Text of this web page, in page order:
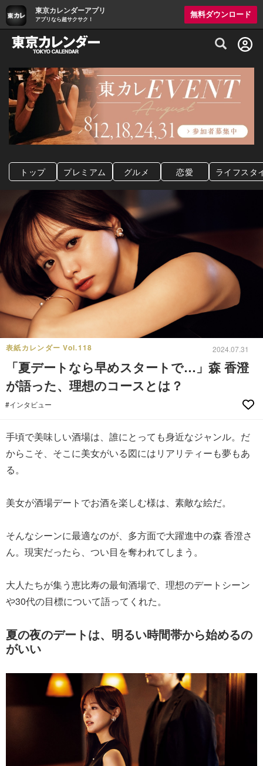
東京カレンダーアプリ
アプリなら超サクサク！
無料ダウンロード
グルメ情報・プレミアムレストラン予約
トップ プレミアム グルメ 恋愛 ライフスタ
表紙カレンダー Vol.118 2024.07.31
「夏デートなら早めスタートで…」森 香澄
が語った、理想のコースとは？
#インタビュー
手頃で美味しい酒場は、誰にとっても身近なジャンル。だ
からこそ、そこに美女がいる図にはリアリティーも夢もあ
る。
美女が酒場デートでお酒を楽しむ様は、素敵な絵だ。
そんなシーンに最適なのが、多方面で大躍進中の森 香澄さ
ん。現実だったら、つい目を奪われてしまう。
大人たちが集う恵比寿の最旬酒場で、理想のデートシーン
や30代の目標について語ってくれた。
夏の夜のデートは、明るい時間帯から始めるの
がいい